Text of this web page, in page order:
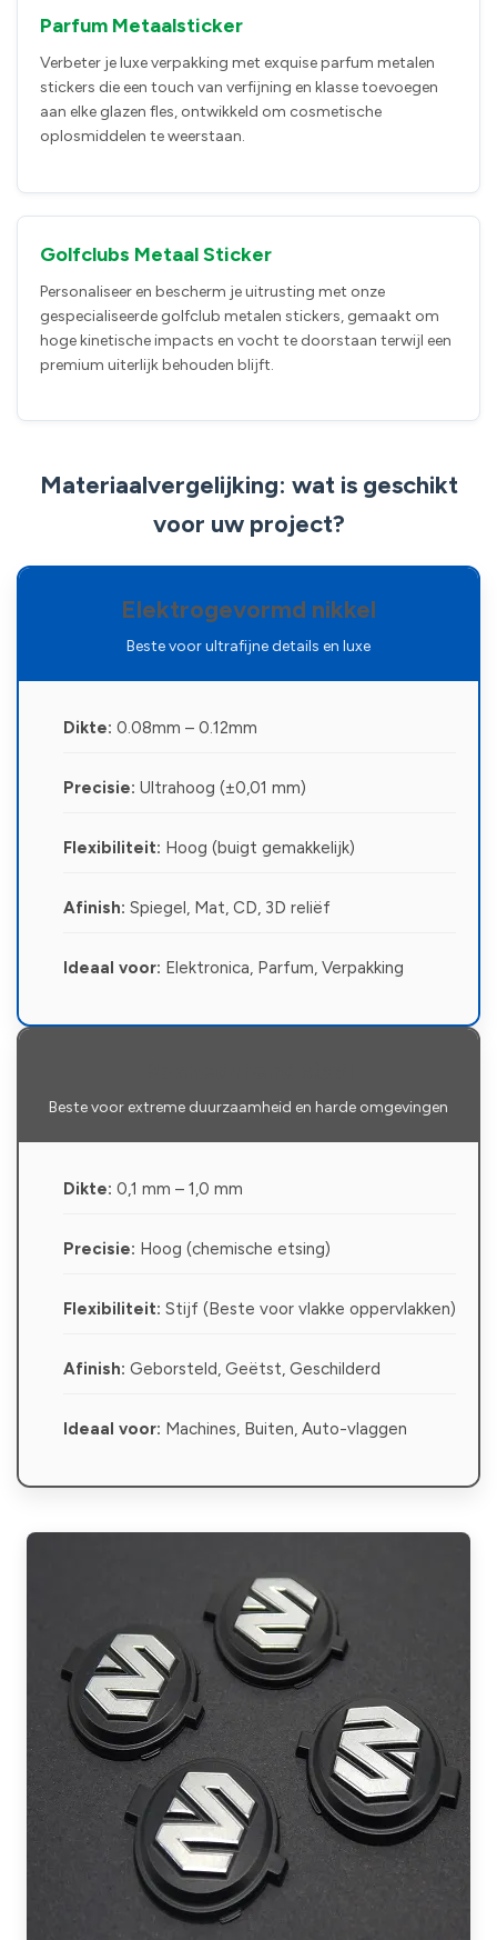
Parfum Metaalsticker
Verbeter je luxe verpakking met exquise parfum metalen
stickers die een touch van verfijning en klasse toevoegen
aan elke glazen fles, ontwikkeld om cosmetische
oplosmiddelen te weerstaan.
Golfclubs Metaal Sticker
Personaliseer en bescherm je uitrusting met onze
gespecialiseerde golfclub metalen stickers, gemaakt om
hoge kinetische impacts en vocht te doorstaan terwijl een
premium uiterlijk behouden blijft.
Materiaalvergelijking: wat is geschikt
voor uw project?
Elektrogevormd nikkel
Beste voor ultrafijne details en luxe
Dikte: 0.08mm – 0.12mm
Precisie: Ultrahoog (±0,01 mm)
Flexibiliteit: Hoog (buigt gemakkelijk)
Afinish: Spiegel, Mat, CD, 3D reliëf
Ideaal voor: Elektronica, Parfum, Verpakking
Beste voor extreme duurzaamheid en harde omgevingen
Dikte: 0,1 mm – 1,0 mm
Precisie: Hoog (chemische etsing)
Flexibiliteit: Stijf (Beste voor vlakke oppervlakken)
Afinish: Geborsteld, Geëtst, Geschilderd
Ideaal voor: Machines, Buiten, Auto-vlaggen